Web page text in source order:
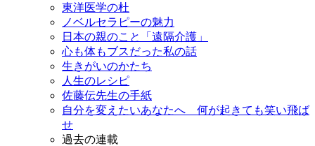
東洋医学の杜
ノベルセラピーの魅力
日本の親のこと「遠隔介護」
心も体もブスだった私の話
生きがいのかたち
人生のレシピ
佐藤伝先生の手紙
自分を変えたいあなたへ 何が起きても笑い飛ば
せ
過去の連載